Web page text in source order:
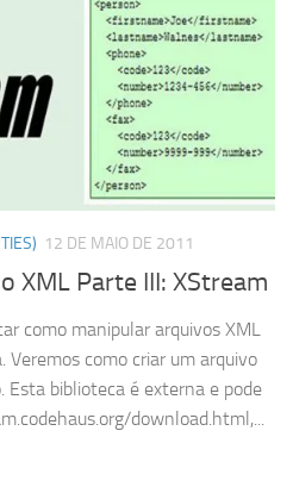
12 DE MAIO DE 2011
XML Parte III: XStream
como manipular arquivos XML
Veremos como criar um arquivo
Esta biblioteca é externa e pode
download.html,...